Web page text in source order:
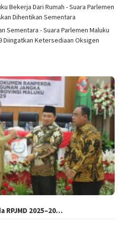
Bekerja Dari Rumah - Suara Parlemen
Dihentikan Sementara
Sementara - Suara Parlemen Maluku
Diingatkan Ketersediaan Oksigen
RPJMD 2025–20…